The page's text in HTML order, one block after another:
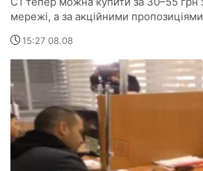
мережі, а за акційними
15:27 08.08